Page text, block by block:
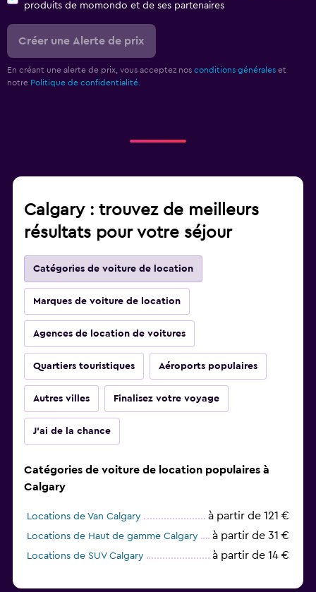
produits de momondo et de ses partenaires
Créer une Alerte de prix
En créant une alerte de prix, vous acceptez nos conditions générales et
notre Politique de confidentialité.
Calgary : trouvez de meilleurs
résultats pour votre séjour
Catégories de voiture de location
Marques de voiture de location
Agences de location de voitures
Quartiers touristiques Aéroports populaires
Autres villes Finalisez votre voyage
J'ai de la chance
Catégories de voiture de location populaires à
Calgary
Locations de Van Calgary à partir de 121 €
Locations de Haut de gamme Calgary à partir de 31 €
Locations de SUV Calgary à partir de 14 €